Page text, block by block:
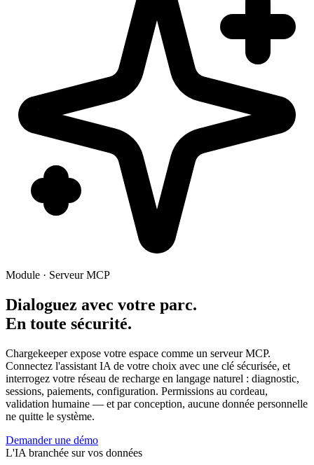
Module · Serveur MCP
Dialoguez avec votre parc.
En toute sécurité.
Chargekeeper expose votre espace comme un serveur MCP.
Connectez l'assistant IA de votre choix avec une clé sécurisée, et
interrogez votre réseau de recharge en langage naturel : diagnostic,
sessions, paiements, configuration. Permissions au cordeau,
validation humaine — et par conception, aucune donnée personnelle
ne quitte le système.
Demander une démo
L'IA branchée sur vos données